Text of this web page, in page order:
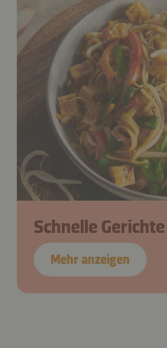
Schnelle Gerichte
Mehr anzeigen